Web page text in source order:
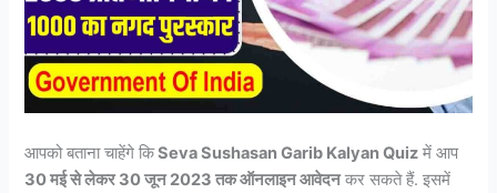
आपको बताना चाहेंगे किSeva Sushasan Garib Kalyan Quiz में आप
30 मई से लेकर 30 जून 2023 तक ऑनलाइन आवेदनकर सकते हैं. इसमें